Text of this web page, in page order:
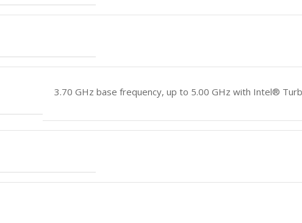
3.70 GHz base frequency, up to 5.00 GHz with Intel®